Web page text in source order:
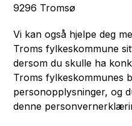
9296 Tromsø
Vi kan også hjelpe deg
Troms fylkeskommune
dersom du skulle ha
Troms fylkeskommunes
personopplysninger, og
denne